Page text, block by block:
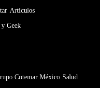
Artículos
Geek
Cotemar México Salud